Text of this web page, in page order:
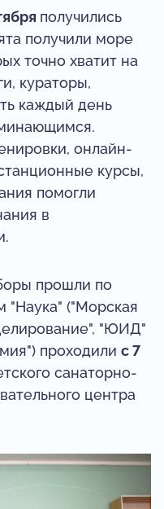
получились
получили море
точно хватит на
кураторы,
каждый день
онлайн-
курсы,
помогли
в
прошли по
("Морская
"ЮИД"
проходили с 7
санаторно-
центра